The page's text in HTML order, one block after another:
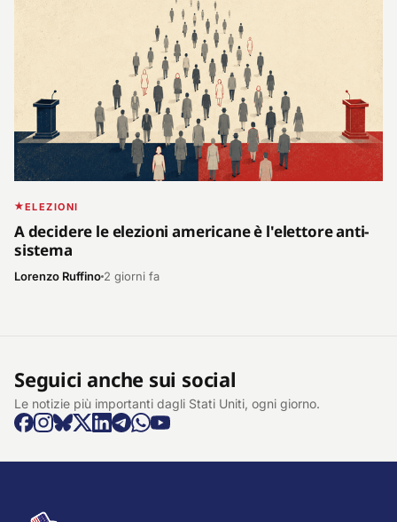
ELEZIONI
A decidere le elezioni americane è l'elettore anti-
sistema
Lorenzo Ruffino 2 giorni fa
Seguici anche sui social
Le notizie più importanti dagli Stati Uniti, ogni giorno.